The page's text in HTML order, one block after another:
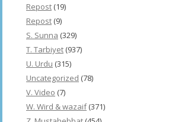
Repost (19)
Repost (9)
S. Sunna (329)
T. Tarbiyet (937)
U. Urdu (315)
Uncategorized (78)
V. Video (7)
W. Wird & wazaif(371)